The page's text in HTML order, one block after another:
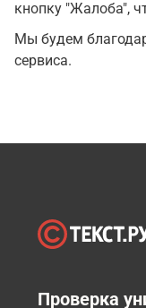
кнопку "Жалоба",
Мы будем
сервиса.
Проверка